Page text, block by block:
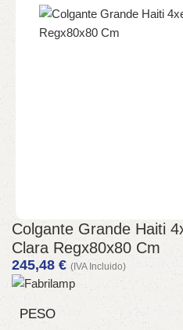
Colgante Grande Haiti
Clara Regx80x80 Cm
245,48 € (IVA Incluido)
PESO